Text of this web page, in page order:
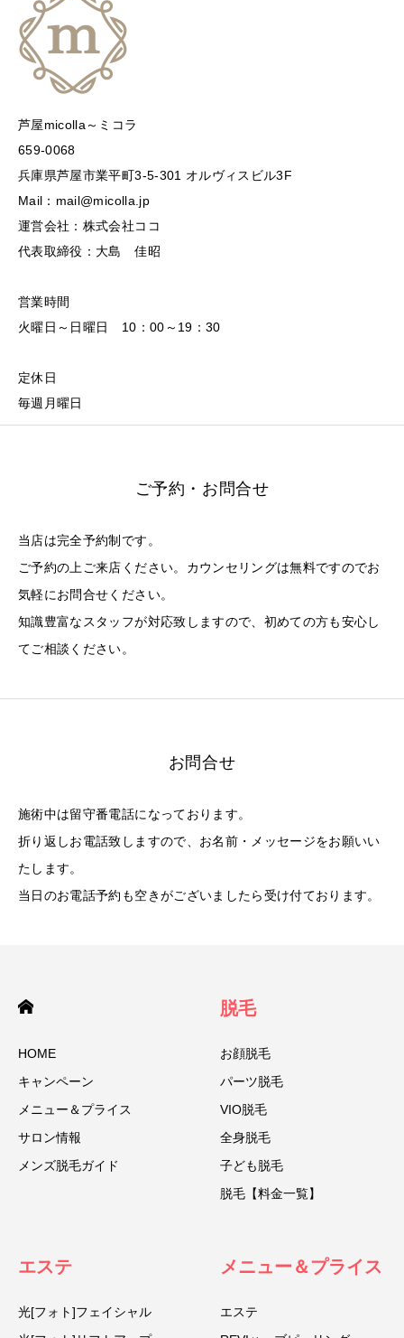
芦屋micolla～ミコラ
659-0068
兵庫県芦屋市業平町3-5-301 オルヴィスビル3F
Mail：mail@micolla.jp
運営会社：株式会社ココ
代表取締役：大島 佳昭
営業時間
火曜日～日曜日 10：00～19：30
定休日
毎週月曜日
ご予約・お問合せ
当店は完全予約制です。
ご予約の上ご来店ください。カウンセリングは無料ですのでお
気軽にお問合せください。
知識豊富なスタッフが対応致しますので、初めての方も安心し
てご相談ください。
お問合せ
施術中は留守番電話になっております。
折り返しお電話致しますので、お名前・メッセージをお願いい
たします。
当日のお電話予約も空きがございましたら受け付ております。
HOME
キャンペーン
メニュー＆プライス
サロン情報
メンズ脱毛ガイド
脱毛
お顔脱毛
パーツ脱毛
VIO脱毛
全身脱毛
子ども脱毛
脱毛【料金一覧】
エステ
光[フォト]フェイシャル
メニュー＆プライス
エステ